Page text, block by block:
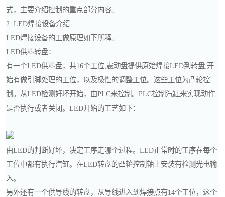
式，主要介绍控制的重点部分内容。
2. LED焊接设备介绍
LED焊接设备的工做原理如下所释。
LED供料转盘：
有一个LED供料盘，共16个工位;震动盘提供原始焊接LED到转盘;开
始有做引脚处理的工位，以及极性的调整工位。这些工位为凸轮控
制。从LED检测好坏开始，由PLC来控制。PLC控制汽缸来实现动作
是否执行或者关闭。LED开始的工艺如下：
由LED的判断好坏，决定工序走哪个过程。LED正常时的工序在每个
工位中都有执行汽缸。在LED转盘的凸轮控制轴上安装有检测光电输
入。
另外还有一个供导线的转盘，从导线进入到焊接点有14个工位，这个